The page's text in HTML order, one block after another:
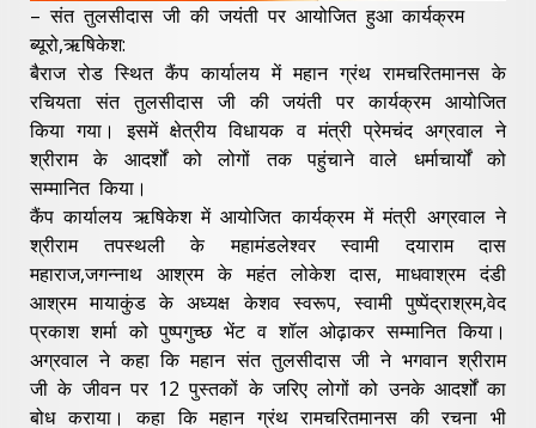
– संत तुलसीदास जी की जयंती पर आयोजित हुआ कार्यक्रम
ब्यूरो,ऋषिकेश:
बैराज रोड स्थित कैंप कार्यालय में महान ग्रंथ रामचरितमानस के
रचियता संत तुलसीदास जी की जयंती पर कार्यक्रम आयोजित
किया गया। इसमें क्षेत्रीय विधायक व मंत्री प्रेमचंद अग्रवाल ने
श्रीराम के आदर्शों को लोगों तक पहुंचाने वाले धर्माचार्यों को
सम्मानित किया।
कैंप कार्यालय ऋषिकेश में आयोजित कार्यक्रम में मंत्री अग्रवाल ने
श्रीराम तपस्थली के महामंडलेश्वर स्वामी दयाराम दास
महाराज,जगन्नाथ आश्रम के महंत लोकेश दास, माधवाश्रम दंडी
आश्रम मायाकुंड के अध्यक्ष केशव स्वरूप, स्वामी पुष्पेंद्राश्रम,वेद
प्रकाश शर्मा को पुष्पगुच्छ भेंट व शॉल ओढ़ाकर सम्मानित किया।
अग्रवाल ने कहा कि महान संत तुलसीदास जी ने भगवान श्रीराम
जी के जीवन पर 12 पुस्तकों के जरिए लोगों को उनके आदर्शों का
बोध कराया। कहा कि महान ग्रंथ रामचरितमानस की रचना भी